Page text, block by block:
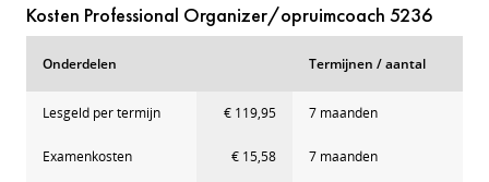
Kosten Professional Organizer/opruimcoach 5236
Onderdelen Termijnen / aantal
Lesgeld per termijn € 119,95 7 maanden
Examenkosten € 15,58 7 maanden